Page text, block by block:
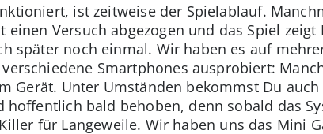
ist zeitweise der Spielablauf.
Versuch abgezogen und das Spiel
später noch einmal. Wir haben es auf
Smartphones ausprobiert:
Gerät. Unter Umständen bekommst Du auch
hoffentlich bald behoben, denn sobald das
für Langeweile. Wir haben uns das Mini